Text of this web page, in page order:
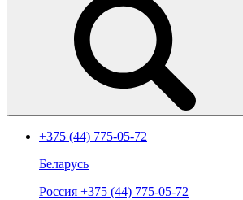
+375 (44) 775-05-72
Беларусь
Россия +375 (44) 775-05-72